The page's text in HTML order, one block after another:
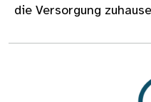
die Versorgung